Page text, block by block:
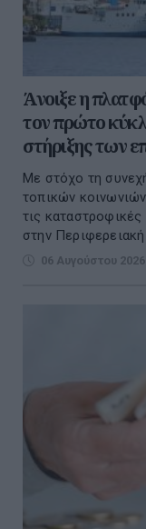
Άνοιξε η
τον πρώτο
στήριξης των
Με στόχο τη
τοπικών
τις
στην
06 Αυγούστου 2026